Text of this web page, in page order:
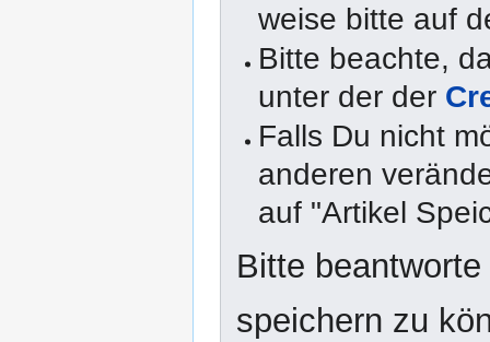
weise bitte auf
Bitte beachte,
unter der der
Falls Du nicht
anderen
auf "Artikel
Bitte
speichern zu